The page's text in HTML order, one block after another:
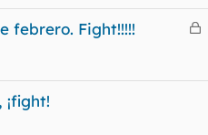
e
sC
r
febrero. Fight!!!!!